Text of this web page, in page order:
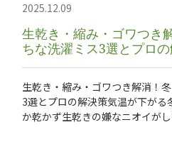
生乾き・縮み・ゴワつき
ちな洗濯ミス3選とプロ
2025.12.09
生乾き・縮み・ゴワつき解消！
3選とプロの解決策気温が下がる
か乾かず生乾きの嫌なニオイが